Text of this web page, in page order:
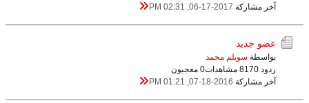
آخر مشاركة 06-17-2017, 02:31 PM
عضو جديد
بواسطة سويلم محمد
ردود 0
817 مشاهدات
0 معجبون
آخر مشاركة 07-18-2016, 01:21 PM